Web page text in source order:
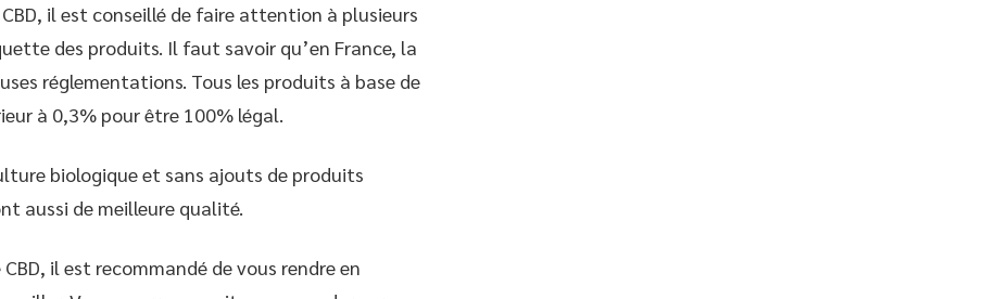
il est conseillé de faire attention à plusieurs
des produits. Il faut savoir qu’en France, la
réglementations. Tous les produits à base de
à 0,3% pour être 100% légal.
biologique et sans ajouts de produits
aussi de meilleure qualité.
il est recommandé de vous rendre en